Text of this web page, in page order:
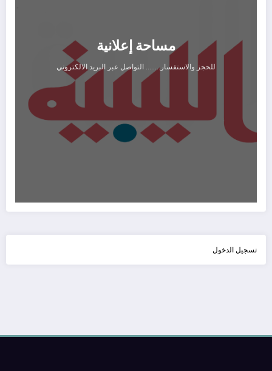
مساحة إعلانية
للحجز والاستفسار........ التواصل عبر البريد الالكتروني
تسجيل الدخول